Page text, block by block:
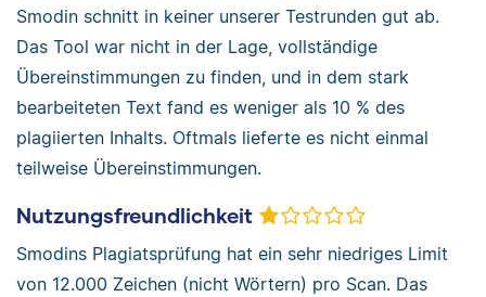
Smodin schnitt in keiner unserer Testrunden gut ab.
Das Tool war nicht in der Lage, vollständige
Übereinstimmungen zu finden, und in dem stark
bearbeiteten Text fand es weniger als 10 % des
plagiierten Inhalts. Oftmals lieferte es nicht einmal
teilweise Übereinstimmungen.
Nutzungsfreundlichkeit
Smodins Plagiatsprüfung hat ein sehr niedriges Limit
von 12.000 Zeichen (nicht Wörtern) pro Scan. Das